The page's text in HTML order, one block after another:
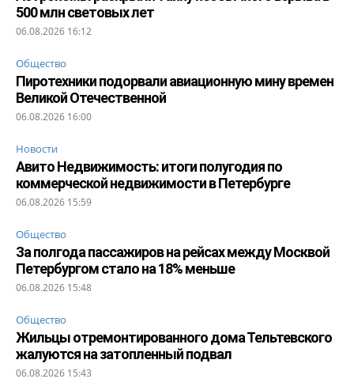
500 млн световых лет
06.08.2026 16:12
Общество
Пиротехники подорвали авиационную мину времен
Великой Отечественной
06.08.2026 16:00
Новости
Авито Недвижимость: итоги полугодия по
коммерческой недвижимости в Петербурге
06.08.2026 15:59
Общество
За полгода пассажиров на рейсах между Москвой
Петербургом стало на 18% меньше
06.08.2026 15:48
Общество
Жильцы отремонтированного дома Тельтевского
жалуются на затопленный подвал
06.08.2026 15:43